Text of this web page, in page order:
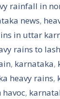
rainfall in
news,
in uttar
rains to
, karnataka,
heavy rains,
,